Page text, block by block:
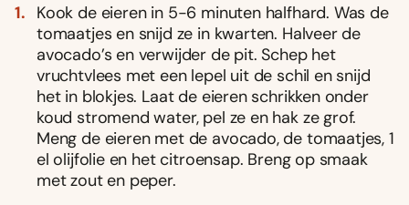
Kook de eieren in 5-6 minuten halfhard. Was de
tomaatjes en snijd ze in kwarten. Halveer de
avocado’s en verwijder de pit. Schep het
vruchtvlees met een lepel uit de schil en snijd
het in blokjes. Laat de eieren schrikken onder
koud stromend water, pel ze en hak ze grof.
Meng de eieren met de avocado, de tomaatjes, 1
el olijfolie en het citroensap. Breng op smaak
met zout en peper.